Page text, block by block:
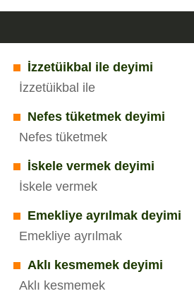
İzzetüikbal ile deyimi
İzzetüikbal ile
Nefes tüketmek deyimi
Nefes tüketmek
İskele vermek deyimi
İskele vermek
Emekliye ayrılmak deyimi
Emekliye ayrılmak
Aklı kesmemek deyimi
Aklı kesmemek